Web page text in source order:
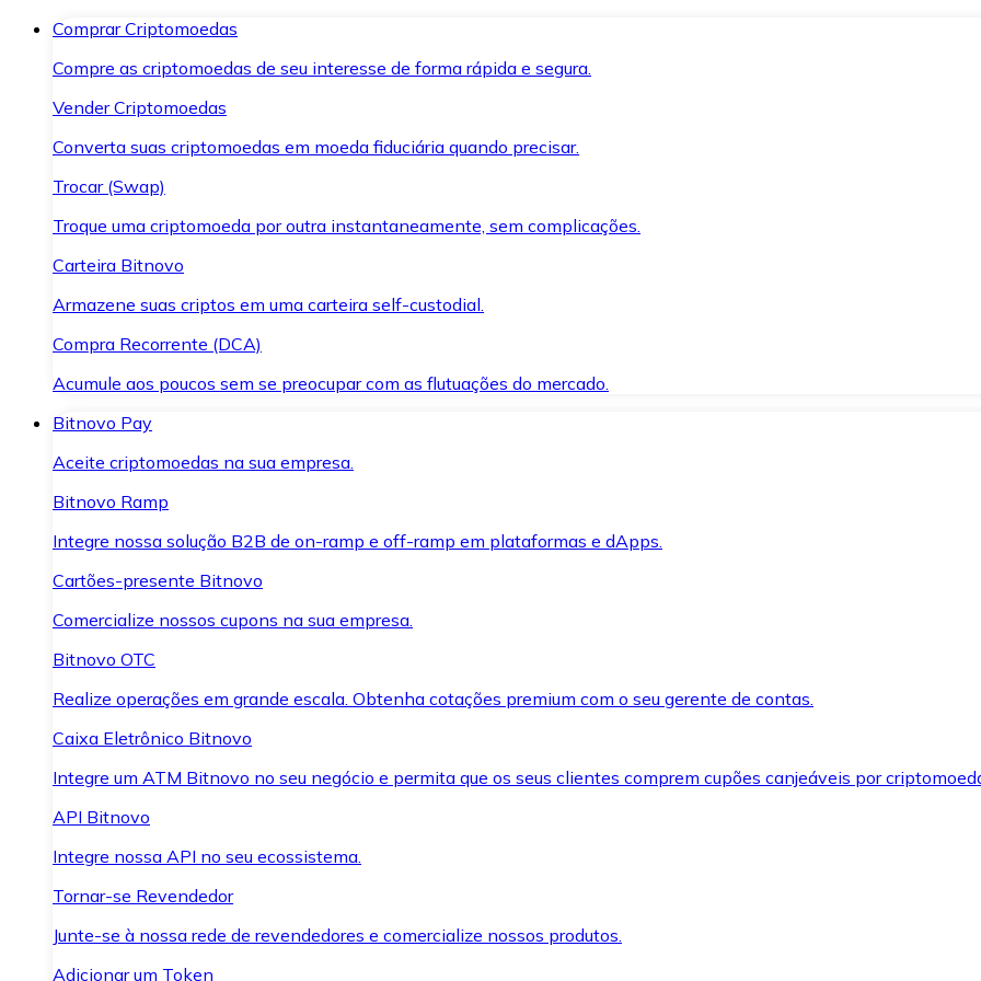
Comprar Criptomoedas
Compre as criptomoedas de seu interesse de forma rápida e segura.
Vender Criptomoedas
Converta suas criptomoedas em moeda fiduciária quando precisar.
Trocar (Swap)
Troque uma criptomoeda por outra instantaneamente, sem complicações.
Carteira Bitnovo
Armazene suas criptos em uma carteira self-custodial.
Compra Recorrente (DCA)
Acumule aos poucos sem se preocupar com as flutuações do mercado.
Bitnovo Pay
Aceite criptomoedas na sua empresa.
Bitnovo Ramp
Integre nossa solução B2B de on-ramp e off-ramp em plataformas e dApps.
Cartões-presente Bitnovo
Comercialize nossos cupons na sua empresa.
Bitnovo OTC
Realize operações em grande escala. Obtenha cotações premium com o seu gerente de contas.
Caixa Eletrônico Bitnovo
Integre um ATM Bitnovo no seu negócio e permita que os seus clientes comprem cupões canjeáveis por
API Bitnovo
Integre nossa API no seu ecossistema.
Tornar-se Revendedor
Junte-se à nossa rede de revendedores e comercialize nossos produtos.
Adicionar um Token